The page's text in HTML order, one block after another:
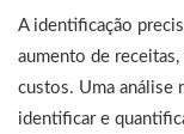
A identificação
aumento de
custos. Uma análise
identificar e